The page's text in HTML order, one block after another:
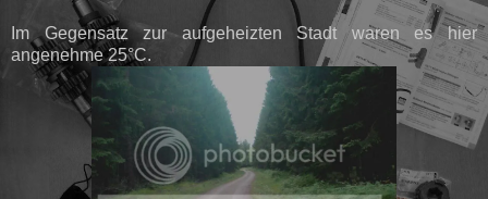
Im Gegensatz zur aufgeheizten Stadt waren es hier
angenehme 25°C.